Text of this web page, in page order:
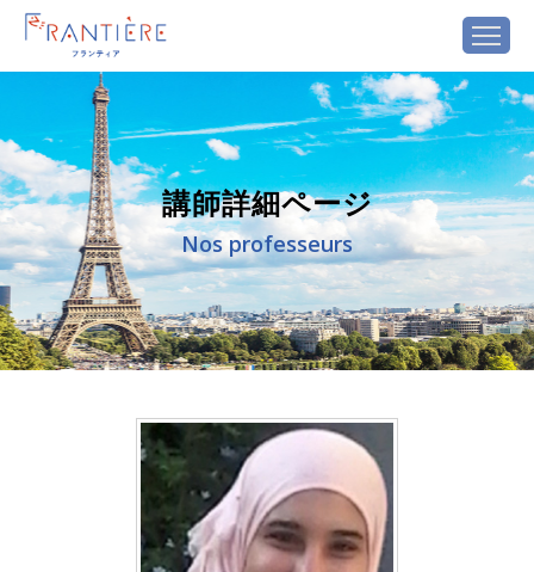
講師詳細ページ
Nos professeurs